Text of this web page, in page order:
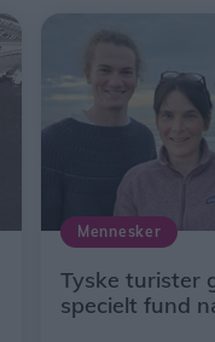
Mennesker
Tyske turister
specielt fund